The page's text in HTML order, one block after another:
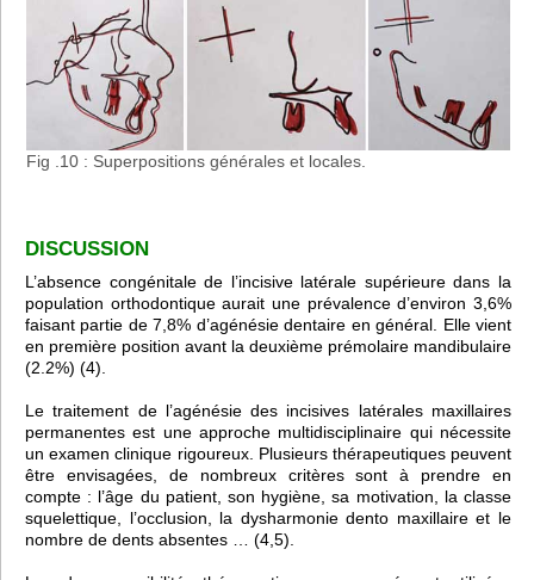
Fig .10 : Superpositions générales et locales.
DISCUSSION
L’absence congénitale de l’incisive latérale supérieure dans la
population orthodontique aurait une prévalence d’environ 3,6%
faisant partie de 7,8% d’agénésie dentaire en général. Elle vient
en première position avant la deuxième prémolaire mandibulaire
(2.2%) (4).
Le traitement de l’agénésie des incisives latérales maxillaires
permanentes est une approche multidisciplinaire qui nécessite
un examen clinique rigoureux. Plusieurs thérapeutiques peuvent
être envisagées, de nombreux critères sont à prendre en
compte : l’âge du patient, son hygiène, sa motivation, la classe
squelettique, l’occlusion, la dysharmonie dento maxillaire et le
nombre de dents absentes … (4,5).